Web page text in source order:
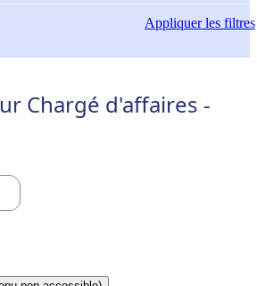
Appliquerles filtres
Chargé d'affaires -